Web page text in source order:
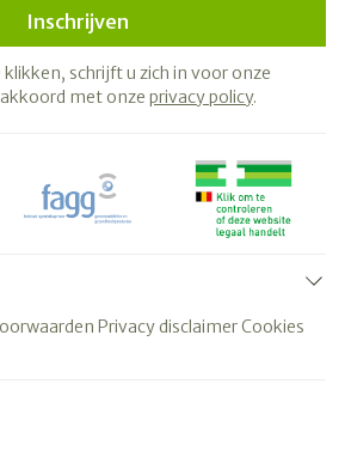
Inschrijven
schrijft u zich in voor onze
met onze privacy policy.
Privacy disclaimerCookies